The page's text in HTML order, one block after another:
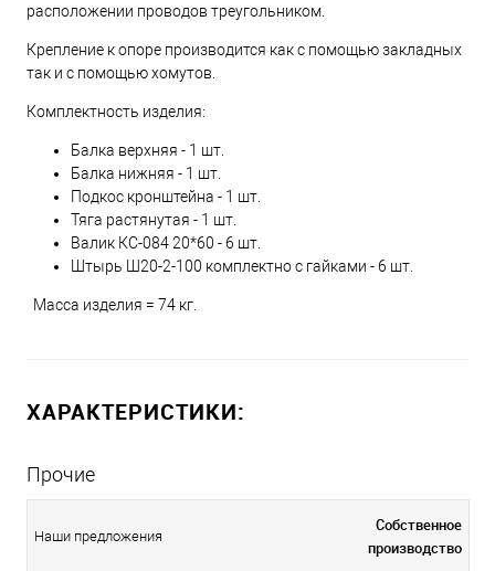
расположении проводов треугольником.
Крепление к опоре производится как с помощью закладных
так и с помощью хомутов.
Комплектность изделия:
Балка верхняя - 1 шт.
Балка нижняя - 1 шт.
Подкос кронштейна - 1 шт.
Тяга растянутая - 1 шт.
Валик КС-084 20*60 - 6 шт.
Штырь Ш20-2-100 комплектно с гайками - 6 шт.
Масса изделия = 74 кг.
ХАРАКТЕРИСТИКИ:
Прочие
Наши предложения
Собственное
производство